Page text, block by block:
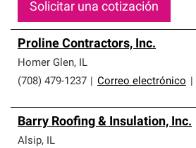
Solicitar una cotización
Proline Contractors, Inc.
Homer Glen, IL
(708) 479-1237
Correo electrónico
Barry Roofing & Insulation, Inc.
Alsip, IL